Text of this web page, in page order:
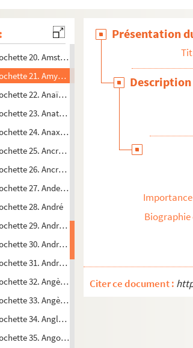
18. Amherst, Jeffry Lord
19. Ampère, André-Marie
20. Amstelodamus, Alardus
21. Amyot, Jacques
22. Anaïs, Mademoiselle
23. Anatole, Mademoiselle
24. Anaxagoras
25. Ancre, Concini Maréchal d'
26. Ancre, Léonora Dori dite Galigaï
27. Anderson, Jean
28. André
29. André D'Autriche
30. Andreossi, Antoine François comte d'
31. Andrieux, François-Guillaume-Jean-
32. Angèle, Sœur
33. Angèle de Merici
34. Anglure, Anne d'
35. Angoulême, Louis-Antoine de Bourbon
Présentation
Citer ce document :